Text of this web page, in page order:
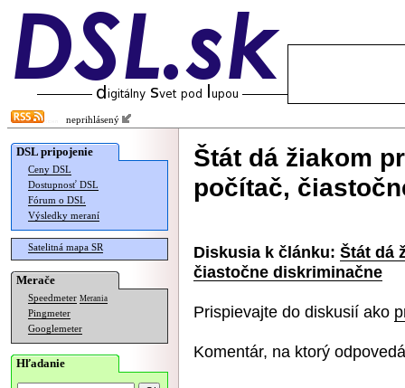
neprihlásený
DSL pripojenie
Ceny DSL
Dostupnosť DSL
Fórum o DSL
Výsledky meraní
Satelitná mapa SR
Merače
Speedmeter Merania
Pingmeter
Googlemeter
Hľadanie
Štát dá žiakom
počítač,
Diskusia k článku: Štát dá
čiastočne diskriminačne
Prispievajte do diskusií ako
Komentár, na ktorý